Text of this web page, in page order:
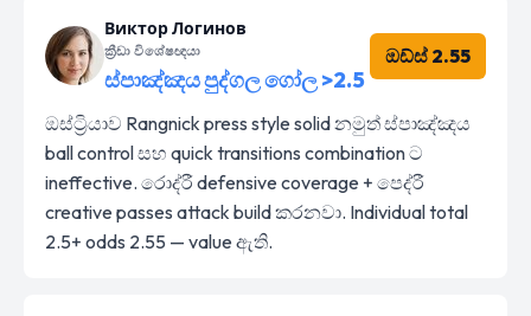
Виктор Логинов
ක්‍රීඩා විශේෂඥයා
ස්පාඤ්ඤය පුද්ගල ගෝල >2.5
ඔඩ්ස් 2.55
ඔස්ට්‍රියාව Rangnick press style solid නමුත් ස්පාඤ්ඤය
ball control සහ quick transitions combination ට
ineffective. රොද්රී defensive coverage + පෙද්රී
creative passes attack build කරනවා. Individual total
2.5+ odds 2.55 — value ඇති.